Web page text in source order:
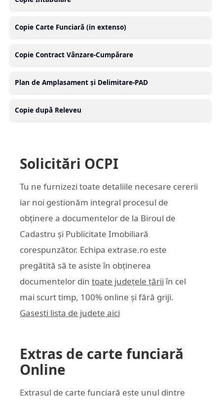
Copie Carte Funciară (in extenso)
Copie Contract Vânzare-Cumpărare
Plan de Amplasament și Delimitare-PAD
Copie după Releveu
Solicitări OCPI
Tu ne furnizezi toate detaliile necesare cererii
iar noi gestionăm integral procesul de
obținere a documentelor de la Biroul de
Cadastru și Publicitate Imobiliară
corespunzător. Echipa extrase.ro este
pregătită să te asiste în obținerea
documentelor din toate județele țării în cel
mai scurt timp, 100% online și fără griji.
Gasesti lista de judete aici
Extras de carte funciară
Online
Extrasul de carte funciară este unul dintre